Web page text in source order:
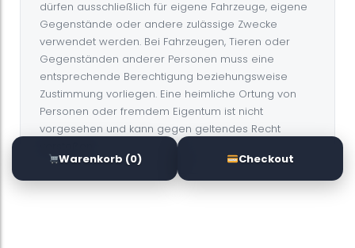
dürfen ausschließlich für eigene Fahrzeuge, eigene
Gegenstände oder andere zulässige Zwecke
verwendet werden. Bei Fahrzeugen, Tieren oder
Gegenständen anderer Personen muss eine
entsprechende Berechtigung beziehungsweise
Zustimmung vorliegen. Eine heimliche Ortung von
Personen oder fremdem Eigentum ist nicht
vorgesehen und kann gegen geltendes Recht
Warenkorb (0)
Checkout